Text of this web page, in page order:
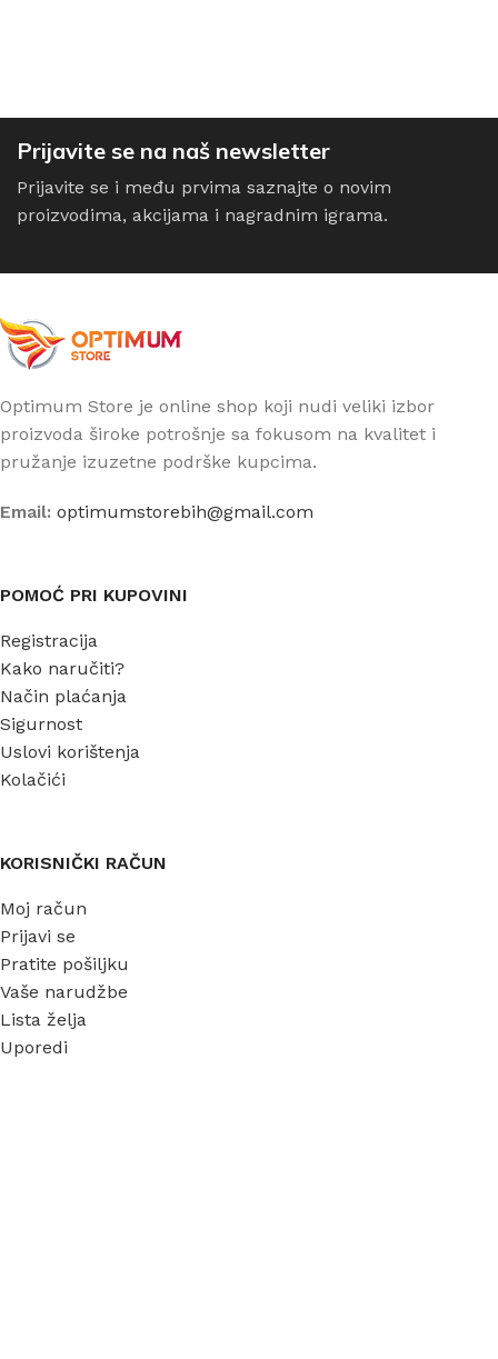
Prijavite se na naš newsletter
Prijavite se i među prvima saznajte o novim
proizvodima, akcijama i nagradnim igrama.
Optimum Store je online shop koji nudi veliki izbor
proizvoda široke potrošnje sa fokusom na kvalitet i
pružanje izuzetne podrške kupcima.
Email: optimumstorebih@gmail.com
POMOĆ PRI KUPOVINI
Registracija
Kako naručiti?
Način plaćanja
Sigurnost
Uslovi korištenja
Kolačići
KORISNIČKI RAČUN
Moj račun
Prijavi se
Pratite pošiljku
Vaše narudžbe
Lista želja
Uporedi